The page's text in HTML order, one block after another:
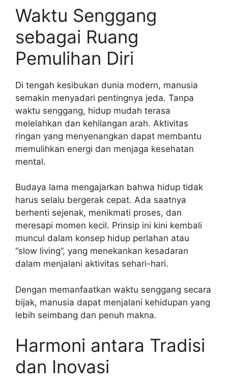
Waktu Senggang
sebagai Ruang
Pemulihan Diri
Di tengah kesibukan dunia modern, manusia
semakin menyadari pentingnya jeda. Tanpa
waktu senggang, hidup mudah terasa
melelahkan dan kehilangan arah. Aktivitas
ringan yang menyenangkan dapat membantu
memulihkan energi dan menjaga kesehatan
mental.
Budaya lama mengajarkan bahwa hidup tidak
harus selalu bergerak cepat. Ada saatnya
berhenti sejenak, menikmati proses, dan
meresapi momen kecil. Prinsip ini kini kembali
muncul dalam konsep hidup perlahan atau
“slow living”, yang menekankan kesadaran
dalam menjalani aktivitas sehari-hari.
Dengan memanfaatkan waktu senggang secara
bijak, manusia dapat menjalani kehidupan yang
lebih seimbang dan penuh makna.
Harmoni antara Tradisi
dan Inovasi